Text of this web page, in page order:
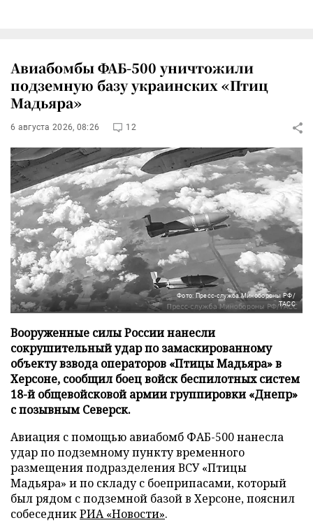
Авиабомбы ФАБ-500 уничтожили
подземную базу украинских «Птиц
Мадьяра»
6 августа 2026, 08:26 12
Фото: Пресс-служба Минобороны РФ/
ТАСС
Вооруженные силы России нанесли
сокрушительный удар по замаскированному
объекту взвода операторов «Птицы Мадьяра» в
Херсоне, сообщил боец войск беспилотных систем
18-й общевойсковой армии группировки «Днепр»
с позывным Северск.
Авиация с помощью авиабомб ФАБ-500 нанесла
удар по подземному пункту временного
размещения подразделения ВСУ «Птицы
Мадьяра» и по складу с боеприпасами, который
был рядом с подземной базой в Херсоне, пояснил
собеседникРИА «Новости».